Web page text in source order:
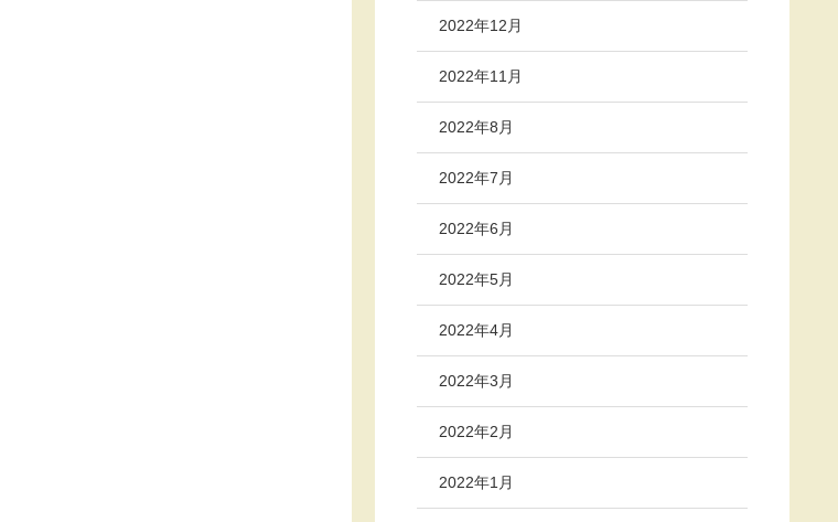
2022年12月
2022年11月
2022年8月
2022年7月
2022年6月
2022年5月
2022年4月
2022年3月
2022年2月
2022年1月